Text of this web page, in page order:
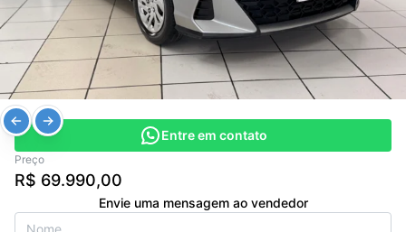
Entre em contato
Preço
R$ 69.990,00
Envie uma mensagem ao vendedor